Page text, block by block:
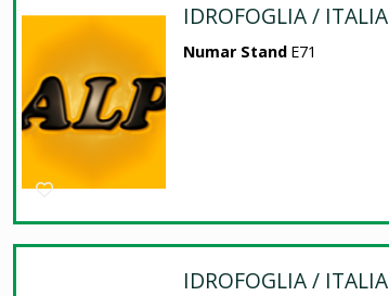
IDROFOGLIA / ITALIA
Numar Stand E71
IDROFOGLIA / ITALIA